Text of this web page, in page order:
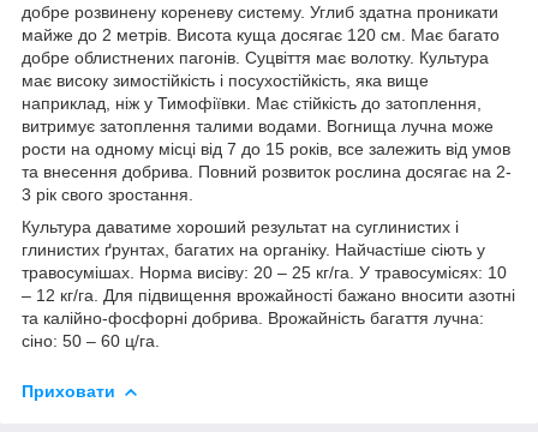
добре розвинену кореневу систему. Углиб здатна проникати
майже до 2 метрів. Висота куща досягає 120 см. Має багато
добре облистнених пагонів. Суцвіття має волотку. Культура
має високу зимостійкість і посухостійкість, яка вище
наприклад, ніж у Тимофіївки. Має стійкість до затоплення,
витримує затоплення талими водами. Вогнища лучна може
рости на одному місці від 7 до 15 років, все залежить від умов
та внесення добрива. Повний розвиток рослина досягає на 2-
3 рік свого зростання.
Культура даватиме хороший результат на суглинистих і
глинистих ґрунтах, багатих на органіку. Найчастіше сіють у
травосумішах. Норма висіву: 20 – 25 кг/га. У травосумісях: 10
– 12 кг/га. Для підвищення врожайності бажано вносити азотні
та калійно-фосфорні добрива. Врожайність багаття лучна:
сіно: 50 – 60 ц/га.
Приховати